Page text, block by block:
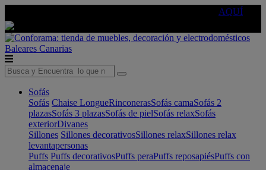
AQUÍ
Baleares Canarias
Sofás
Sofás Chaise LongueRinconerasSofás camaSofás 2
plazasSofás 3 plazasSofás de pielSofás relaxSofás
exteriorDivanes
Sillones Sillones decorativosSillones relaxSillones relax
levantapersonas
Puffs Puffs decorativosPuffs peraPuffs reposapiésPuffs con
almacenaje